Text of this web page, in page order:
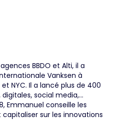
BBDO et Alti, il a
Vanksen à
NYC. Il a lancé plus de 400
social media,...
Emmanuel conseille les
sur les innovations